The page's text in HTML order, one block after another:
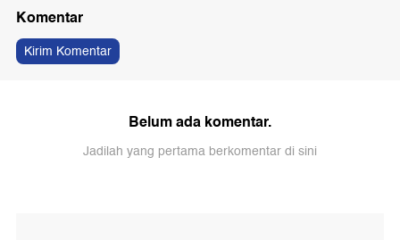
Komentar
Kirim Komentar
Belum ada komentar.
Jadilah yang pertama berkomentar di sini